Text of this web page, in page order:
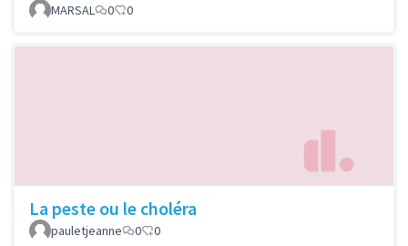
MARSAL 0 0
La peste ou le choléra
pauletjeanne 0 0